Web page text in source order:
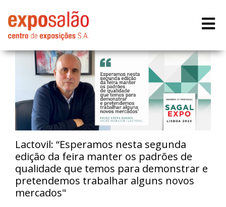
Lactovil: “Esperamos nesta segunda
edição da feira manter os padrões de
qualidade que temos para demonstrar e
pretendemos trabalhar alguns novos
mercados"